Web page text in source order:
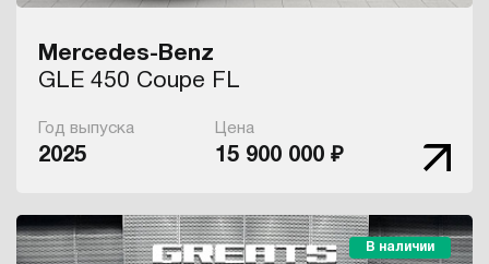
Mercedes-Benz
GLE 450 Coupe FL
Год выпуска
2025
Цена
15 900 000 ₽
В наличии